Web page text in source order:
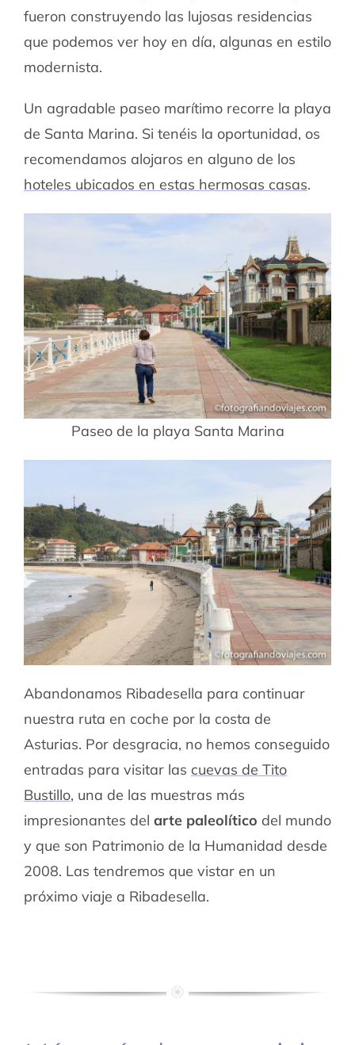
fueron construyendo las lujosas residencias
que podemos ver hoy en día, algunas en estilo
modernista.
Un agradable paseo marítimo recorre la playa
de Santa Marina. Si tenéis la oportunidad, os
recomendamos alojaros en alguno de los
hoteles ubicados en estas hermosas casas.
Paseo de la playa Santa Marina
Abandonamos Ribadesella para continuar
nuestra ruta en coche por la costa de
Asturias. Por desgracia, no hemos conseguido
entradas para visitar las cuevas de Tito
Bustillo, una de las muestras más
impresionantes del arte paleolítico del mundo
y que son Patrimonio de la Humanidad desde
2008. Las tendremos que vistar en un
próximo viaje a Ribadesella.